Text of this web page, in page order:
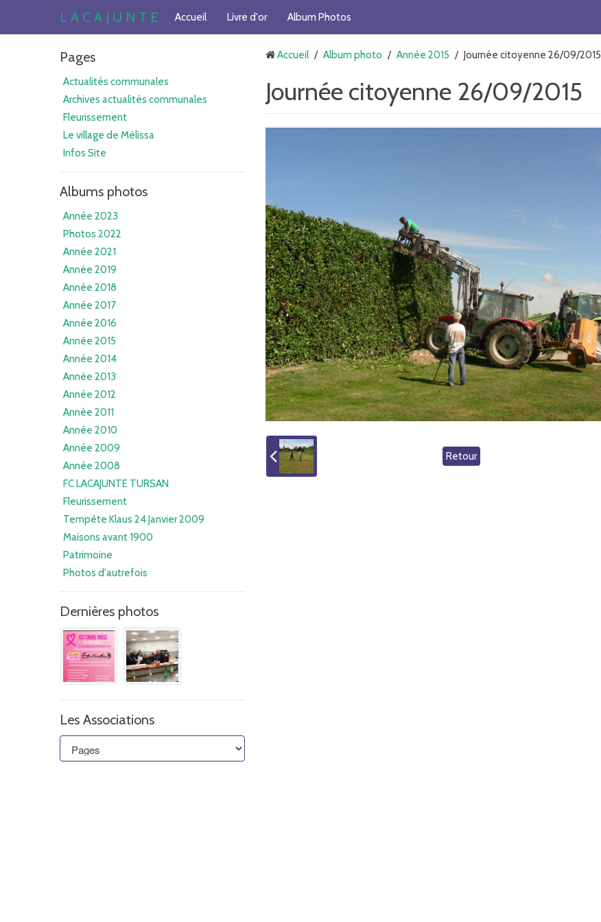
L A C A J U N T E Accueil Livre d'or Album Photos
Pages
Actualités communales
Archives actualités communales
Fleurissement
Le village de Mélissa
Infos Site
Albums photos
Année 2023
Photos 2022
Année 2021
Année 2019
Année 2018
Année 2017
Année 2016
Année 2015
Année 2014
Année 2013
Année 2012
Année 2011
Année 2010
Année 2009
Année 2008
FC LACAJUNTE TURSAN
Fleurissement
Tempête Klaus 24 Janvier 2009
Maisons avant 1900
Patrimoine
Photos d'autrefois
Dernières photos
Les Associations
Accueil / Album photo / Année 2015 / Journée citoyenne 26/09/2015
Journée citoyenne 26/09/2015
Retour